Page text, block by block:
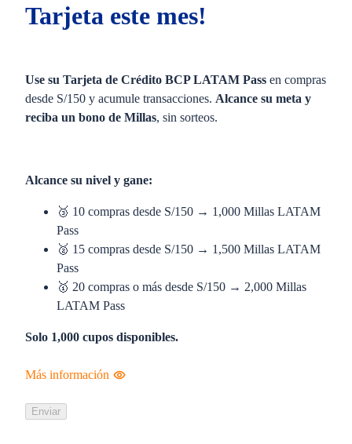
Tarjeta este mes!
Use su Tarjeta de Crédito BCP LATAM Pass en compras
desde S/150 y acumule transacciones. Alcance su meta y
reciba un bono de Millas, sin sorteos.
Alcance su nivel y gane:
🥉 10 compras desde S/150 → 1,000 Millas LATAM
Pass
🥈 15 compras desde S/150 → 1,500 Millas LATAM
Pass
🥇 20 compras o más desde S/150 → 2,000 Millas
LATAM Pass
Solo 1,000 cupos disponibles.
Más información
Enviar